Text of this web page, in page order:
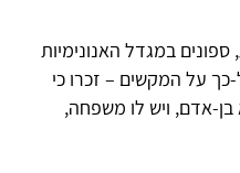
במגדל האנונימיות
על המקשים – זכרו כי
אדם, ויש לו משפחה,